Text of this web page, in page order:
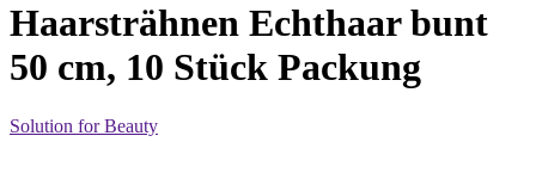
Haarsträhnen Echthaar bunt
50 cm, 10 Stück Packung
Solution for Beauty